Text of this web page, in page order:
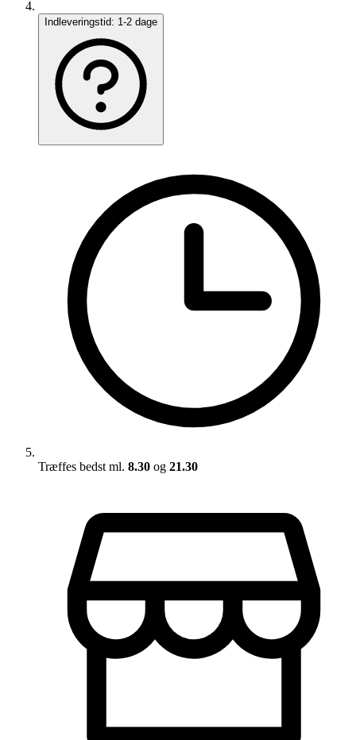
Indleveringstid: 1-2 dage
Træffes bedst ml. 8.30 og 21.30